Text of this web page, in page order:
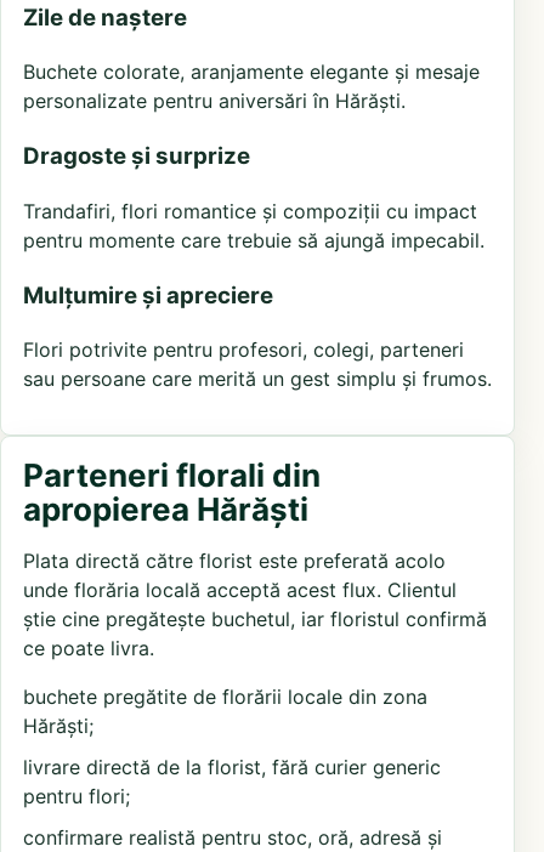
Zile de naștere
Buchete colorate, aranjamente elegante și mesaje
personalizate pentru aniversări în Hărăști.
Dragoste și surprize
Trandafiri, flori romantice și compoziții cu impact
pentru momente care trebuie să ajungă impecabil.
Mulțumire și apreciere
Flori potrivite pentru profesori, colegi, parteneri
sau persoane care merită un gest simplu și frumos.
Parteneri florali din
apropierea Hărăști
Plata directă către florist este preferată acolo
unde florăria locală acceptă acest flux. Clientul
știe cine pregătește buchetul, iar floristul confirmă
ce poate livra.
buchete pregătite de florării locale din zona
Hărăști;
livrare directă de la florist, fără curier generic
pentru flori;
confirmare realistă pentru stoc, oră, adresă și